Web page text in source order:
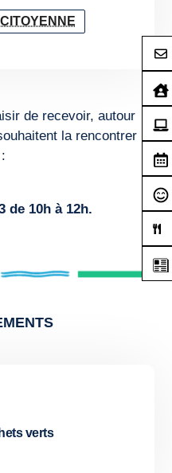
de recevoir, autour
la rencontrer
de 10h à 12h.
verts